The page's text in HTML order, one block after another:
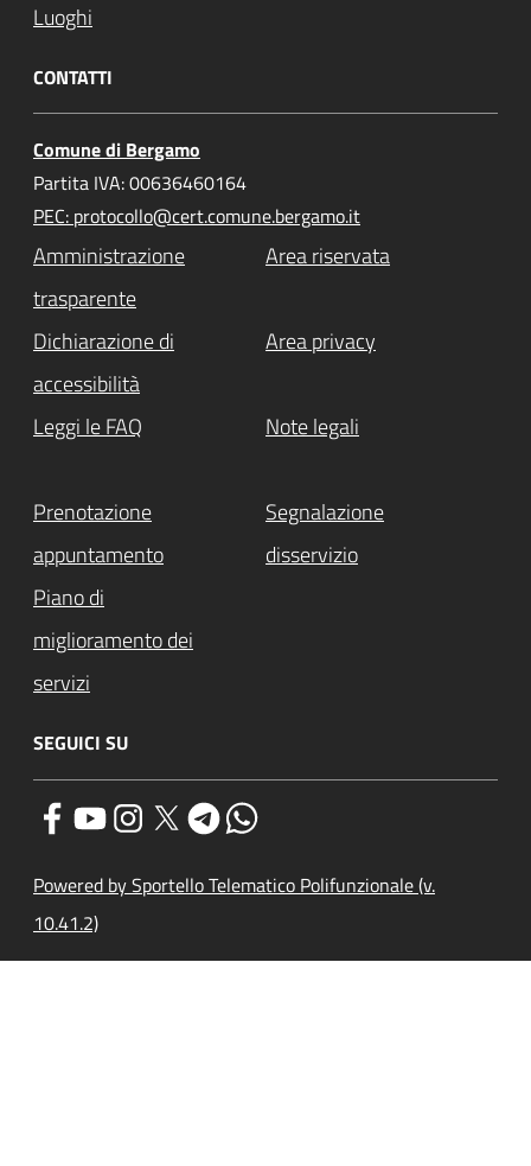
Luoghi
CONTATTI
Comune di Bergamo
Partita IVA: 00636460164
PEC: protocollo@cert.comune.bergamo.it
Amministrazione
trasparente
Area riservata
Dichiarazione di
accessibilità
Area privacy
Leggi le FAQ Note legali
Prenotazione
appuntamento
Segnalazione
disservizio
Piano di
miglioramento dei
servizi
SEGUICI SU
Powered by Sportello Telematico Polifunzionale (v.
10.41.2)